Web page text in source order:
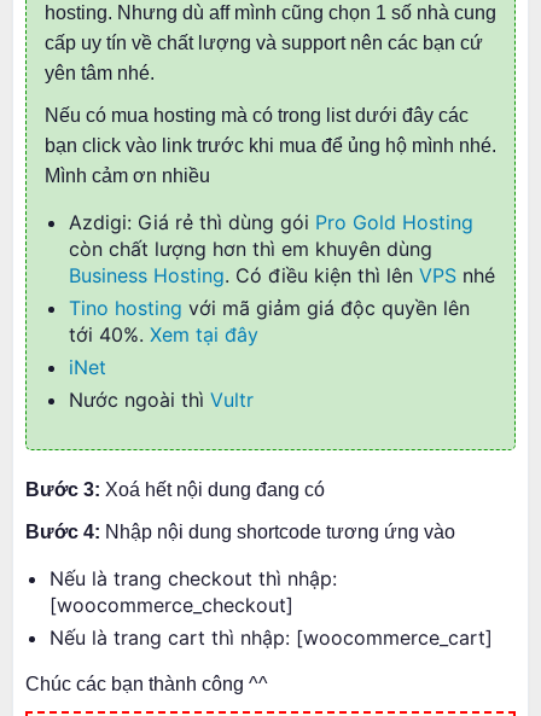
hosting. Nhưng dù aff mình cũng chọn 1 số nhà cung
cấp uy tín về chất lượng và support nên các bạn cứ
yên tâm nhé.
Nếu có mua hosting mà có trong list dưới đây các
bạn click vào link trước khi mua để ủng hộ mình nhé.
Mình cảm ơn nhiều
Azdigi: Giá rẻ thì dùng gói Pro Gold Hosting
còn chất lượng hơn thì em khuyên dùng
Business Hosting. Có điều kiện thì lên VPS nhé
Tino hosting với mã giảm giá độc quyền lên
tới 40%. Xem tại đây
iNet
Nước ngoài thì Vultr
Bước 3: Xoá hết nội dung đang có
Bước 4: Nhập nội dung shortcode tương ứng vào
Nếu là trang checkout thì nhập:
[woocommerce_checkout]
Nếu là trang cart thì nhập: [woocommerce_cart]
Chúc các bạn thành công ^^